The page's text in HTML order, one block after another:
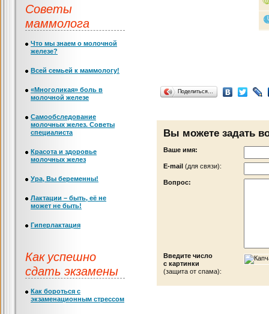
Поделиться…
Вы можете задать
Ваше имя:
Е-mail (для связи):
Вопрос:
Введите число
с картинки
(защита от спама):
Советы
маммолога
Что мы знаем о молочной
железе?
Всей семьей к маммологу!
«Многоликая» боль в
молочной железе
Самообследование
молочных желез. Советы
специалиста
Красота и здоровье
молочных желез
Ура, Вы беременны!
Лактации – быть, её не
может не быть!
Гиперлактация
Как успешно
сдать экзамены
Как бороться с
экзаменационным стрессом